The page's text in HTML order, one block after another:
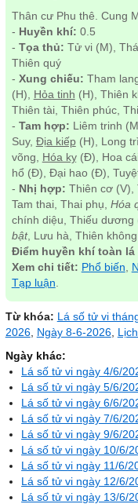
Thân cư Phu thê. Cung
- Huyền khí: 0.5
- Tọa thủ: Tử vi (M),
Thiên quý
- Xung chiếu: Tham
(H), Hỏa tinh (H), Thiên
Thiên tài, Thiên phúc,
- Tam hợp: Liêm trinh
Suy, Địa kiếp(H), Long
võng, Hóa kỵ(Đ), Hoa
hổ (Đ), Đại hao (Đ),
- Nhị hợp: Thiên cơ (V),
Tam thai, Thai phụ, Hóa
chính diệu, Thiếu dương
bật, Lưu hà, Thiên không
Điểm huyền khí toàn lá
Xem chi tiết: Phổ biến,
Tạp luận.
Từ khóa: Lá số tử vi
2026, Ngày 8-6-2026,
Ngày khác:
Lá số tử vi ngày 4/6/
Lá số tử vi ngày 5/6/
Lá số tử vi ngày 6/6/
Lá số tử vi ngày 7/6/
Lá số tử vi ngày 9/6/
Lá số tử vi ngày 10/6/
Lá số tử vi ngày 11/6/
Lá số tử vi ngày 12/6/
Lá số tử vi ngày 13/6/